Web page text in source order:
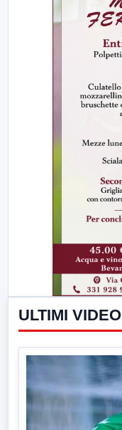
ULTIMI VIDEO